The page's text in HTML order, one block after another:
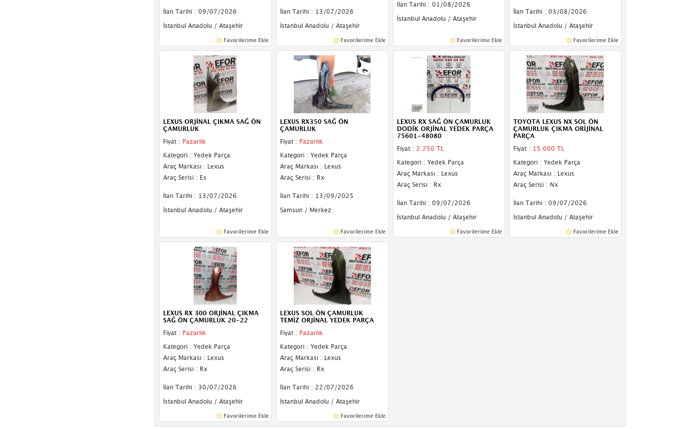
İlan Tarihi : 09/07/2026
İstanbul Anadolu / Ataşehir
Favorilerime Ekle
İlan Tarihi : 13/07/2026
İstanbul Anadolu / Ataşehir
Favorilerime Ekle
İlan Tarihi : 01/08/2026
İstanbul Anadolu / Ataşehir
Favorilerime Ekle
İlan Tarihi : 03/08/2026
İstanbul Anadolu / Ataşehir
Favorilerime Ekle
LEXUS ORJİNAL ÇIKMA SAĞ ÖN
ÇAMURLUK
Fiyat : Pazarlık
Kategori : Yedek Parça
Araç Markası : Lexus
Araç Serisi : Es
İlan Tarihi : 13/07/2026
İstanbul Anadolu / Ataşehir
Favorilerime Ekle
LEXUS RX350 SAĞ ÖN
ÇAMURLUK
Fiyat : Pazarlık
Kategori : Yedek Parça
Araç Markası : Lexus
Araç Serisi : Rx
İlan Tarihi : 13/09/2025
Samsun / Merkez
Favorilerime Ekle
LEXUS RX SAĞ ÖN ÇAMURLUK
DODİK ORJİNAL YEDEK PARÇA
75601-48080
Fiyat : 2.750 TL
Kategori : Yedek Parça
Araç Markası : Lexus
Araç Serisi : Rx
İlan Tarihi : 09/07/2026
İstanbul Anadolu / Ataşehir
Favorilerime Ekle
TOYOTA LEXUS NX SOL ÖN
ÇAMURLUK ÇIKMA ORİJİNAL
PARÇA
Fiyat : 15.000 TL
Kategori : Yedek Parça
Araç Markası : Lexus
Araç Serisi : Nx
İlan Tarihi : 09/07/2026
İstanbul Anadolu / Ataşehir
Favorilerime Ekle
LEXUS RX 300 ORJİNAL ÇIKMA
SAĞ ÖN ÇAMURLUK 20-22
Fiyat : Pazarlık
Kategori : Yedek Parça
Araç Markası : Lexus
Araç Serisi : Rx
İlan Tarihi : 30/07/2026
İstanbul Anadolu / Ataşehir
Favorilerime Ekle
LEXUS SOL ÖN ÇAMURLUK
TEMİZ ORJİNAL YEDEK PARÇA
Fiyat : Pazarlık
Kategori : Yedek Parça
Araç Markası : Lexus
Araç Serisi : Rx
İlan Tarihi : 22/07/2026
İstanbul Anadolu / Ataşehir
Favorilerime Ekle